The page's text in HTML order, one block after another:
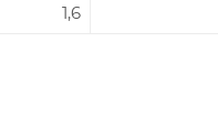
1,6